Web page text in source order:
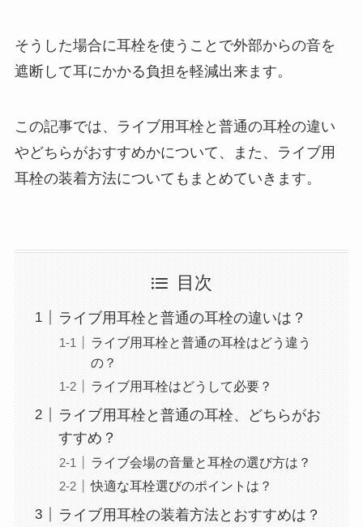
そうした場合に耳栓を使うことで外部からの音を
遮断して耳にかかる負担を軽減出来ます。
この記事では、ライブ用耳栓と普通の耳栓の違い
やどちらがおすすめかについて、また、ライブ用
耳栓の装着方法についてもまとめていきます。
目次
ライブ用耳栓と普通の耳栓の違いは？
ライブ用耳栓と普通の耳栓はどう違う
の？
ライブ用耳栓はどうして必要？
ライブ用耳栓と普通の耳栓、どちらがお
すすめ？
ライブ会場の音量と耳栓の選び方は？
快適な耳栓選びのポイントは？
ライブ用耳栓の装着方法とおすすめは？